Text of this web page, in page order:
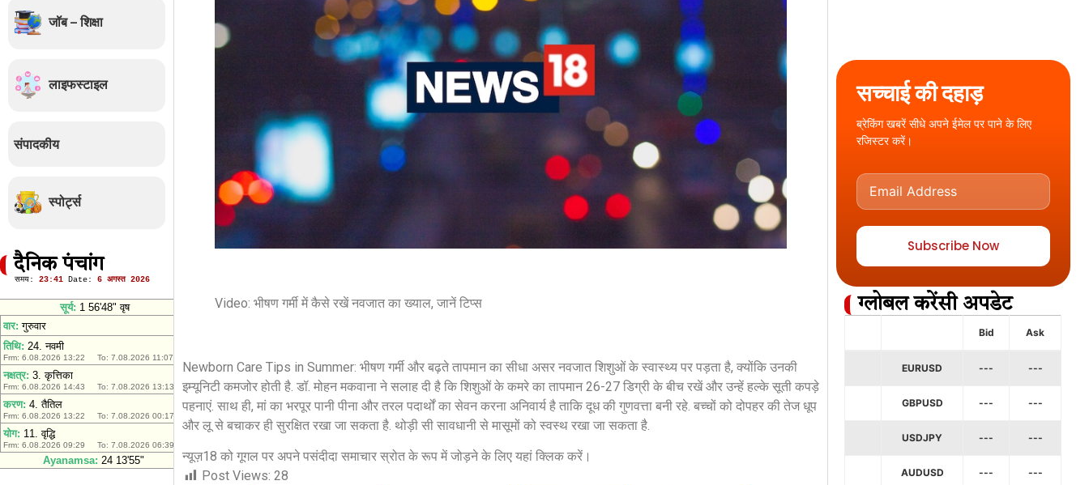
जॉब – शिक्षा
लाइफस्टाइल
संपादकीय
स्पोर्ट्स
दैनिक पंचांग
Video: भीषण गर्मी में कैसे रखें नवजात का ख्याल, जानें टिप्स
Newborn Care Tips in Summer: भीषण गर्मी और बढ़ते तापमान का सीधा असर नवजात शिशुओं के स्वास्थ्य पर पड़ता है, क्योंकि उनकी
इम्यूनिटी कमजोर होती है. डॉ. मोहन मकवाना ने सलाह दी है कि शिशुओं के कमरे का तापमान 26-27 डिग्री के बीच रखें और उन्हें हल्के सूती कपड़े
पहनाएं. साथ ही, मां का भरपूर पानी पीना और तरल पदार्थों का सेवन करना अनिवार्य है ताकि दूध की गुणवत्ता बनी रहे. बच्चों को दोपहर की तेज धूप
और लू से बचाकर ही सुरक्षित रखा जा सकता है. थोड़ी सी सावधानी से मासूमों को स्वस्थ रखा जा सकता है.
न्यूज़18 को गूगल पर अपने पसंदीदा समाचार स्रोत के रूप में जोड़ने के लिए यहां क्लिक करें।
Post Views: 28
सच्चाई की दहाड़
ब्रेकिंग खबरें सीधे अपने ईमेल पर पाने के लिए
रजिस्टर करें।
Subscribe Now
ग्लोबल करेंसी अपडेट
Bid Ask
EURUSD --- ---
GBPUSD --- ---
USDJPY --- ---
AUDUSD --- ---